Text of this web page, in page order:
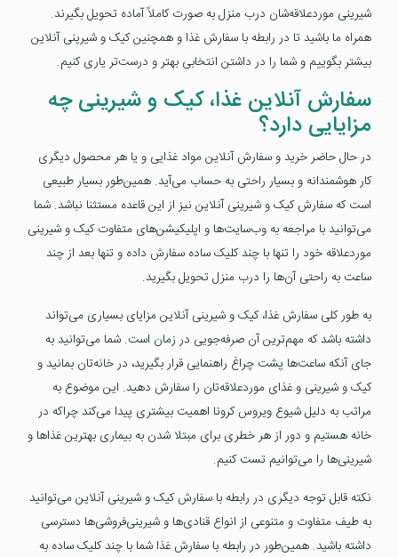
شیرینی موردعلاقه‌شان درب منزل به صورت کاملاً آماده تحویل بگیرند.
همراه ما باشید تا در رابطه با سفارش غذا و همچنین کیک و شیرینی آنلاین
بیشتر بگوییم و شما را در داشتن انتخابی بهتر و درست‌تر یاری کنیم.
سفارش آنلاین غذا، کیک و شیرینی چه
مزایایی دارد؟
در حال حاضر خرید و سفارش آنلاین مواد غذایی و یا هر محصول دیگری
کار هوشمندانه و بسیار راحتی به حساب می‌آید. همین‌طور بسیار طبیعی
است که سفارش کیک و شیرینی آنلاین نیز از این قاعده مستثنا نباشد. شما
می‌توانید با مراجعه به وب‌سایت‌ها و اپلیکیشن‌های متفاوت کیک و شیرینی
موردعلاقه خود را تنها با چند کلیک ساده سفارش داده و تنها بعد از چند
ساعت به راحتی آن‌ها را درب منزل تحویل بگیرید.
به طور کلی سفارش غذا، کیک و شیرینی آنلاین مزایای بسیاری می‌تواند
داشته باشد که مهم‌ترین آن صرفه‌جویی در زمان است. شما می‌توانید به
جای آنکه ساعت‌ها پشت چراغ راهنمایی قرار بگیرید، در خانه‌تان بمانید و
کیک و شیرینی و غذای موردعلاقه‌تان را سفارش دهید. این موضوع به
مراتب به دلیل شیوع ویروس کرونا اهمیت بیشتری پیدا می‌کند چراکه در
خانه هستیم و دور از هر خطری برای مبتلا شدن به بیماری بهترین غذاها و
شیرینی‌ها را می‌توانیم تست کنیم.
نکته قابل توجه دیگری در رابطه با سفارش کیک و شیرینی آنلاین می‌توانید
به طیف متفاوت و متنوعی از انواع قنادی‌ها و شیرینی‌فروشی‌ها دسترسی
داشته باشید. همین‌طور در رابطه با سفارش غذا شما با چند کلیک ساده به